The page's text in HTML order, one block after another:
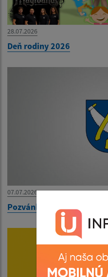
28.07.2026
Deň rodiny 2026
07.07.2026
Pozvánka na zasadnutie